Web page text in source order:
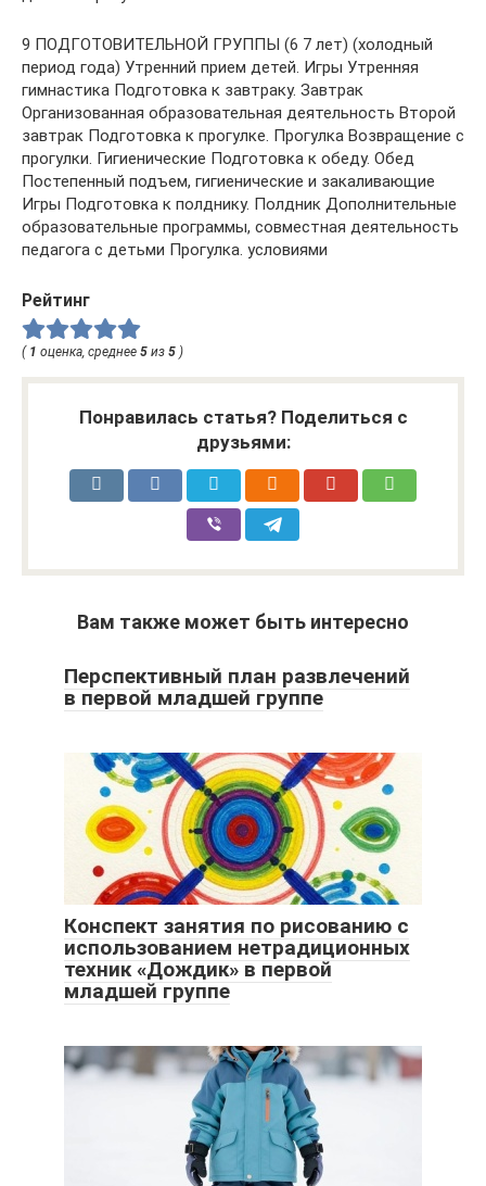
9 ПОДГОТОВИТЕЛЬНОЙ ГРУППЫ (6 7 лет) (холодный
период года) Утренний прием детей. Игры Утренняя
гимнастика Подготовка к завтраку. Завтрак
Организованная образовательная деятельность Второй
завтрак Подготовка к прогулке. Прогулка Возвращение с
прогулки. Гигиенические Подготовка к обеду. Обед
Постепенный подъем, гигиенические и закаливающие
Игры Подготовка к полднику. Полдник Дополнительные
образовательные программы, совместная деятельность
педагога с детьми Прогулка. условиями
Рейтинг
( 1 оценка, среднее 5 из 5 )
Понравилась статья? Поделиться с
друзьями:
Вам также может быть интересно
Перспективный план развлечений
в первой младшей группе
Конспект занятия по рисованию с
использованием нетрадиционных
техник «Дождик» в первой
младшей группе